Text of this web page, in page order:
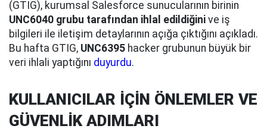
(GTIG), kurumsal Salesforce sunucularının birinin
UNC6040 grubu tarafından ihlal edildiğini ve iş
bilgileri ile iletişim detaylarının açığa çıktığını açıkladı.
Bu hafta GTIG, UNC6395 hacker grubunun büyük bir
veri ihlali yaptığını duyurdu.
KULLANICILAR İÇİN ÖNLEMLER VE
GÜVENLİK ADIMLARI